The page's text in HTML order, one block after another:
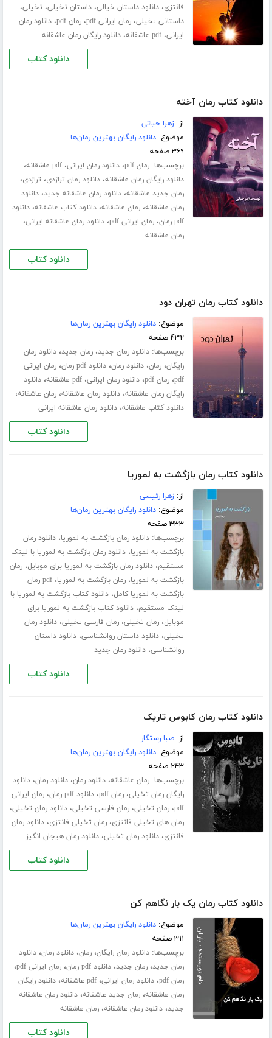
فانتزی،دانلود داستان خیالی،داستان تخیلی، تخیلی،
داستانی تخیلی،رمان ایرانی pdf ،رمان pdf ،دانلود رمان
ایرانی،pdf عاشقانه ،دانلود رایگان رمان عاشقانه
دانلود کتاب
دانلود کتاب رمان آخته
از:زهرا حیاتی
موضوع:دانلود رایگان بهترین رمان‌ها
۳۶۹ صفحه
برچسب‌ها:رمان pdf ،دانلود رمان ایرانی،pdf عاشقانه ،
دانلود رایگان رمان عاشقانه،دانلود رمان تراژدی، تراژدی،
رمان جدید عاشقانه،دانلود رمان عاشقانه جدید،دانلود
رمان عاشقانه،رمان عاشقانه،دانلود کتاب عاشقانه،دانلود
pdf رمان
،رمان ایرانی pdf ،دانلود رمان عاشقانه ایرانی،
رمان عاشقانه
دانلود کتاب
دانلود کتاب رمان تهران دود
موضوع:دانلود رایگان بهترین رمان‌ها
۴۳۲ صفحه
برچسب‌ها:دانلود رمان جدید،رمان جدید،دانلود رمان
رایگان،رمان،دانلود رمان،دانلود pdf رمان ،رمان ایرانی
pdf،رمان pdf ،دانلود رمان ایرانی،pdf عاشقانه ،دانلود
رایگان رمان عاشقانه،دانلود رمان عاشقانه،رمان عاشقانه،
دانلود کتاب عاشقانه،دانلود رمان عاشقانه ایرانی
دانلود کتاب
دانلود کتاب رمان بازگشت به لموریا
از:زهرا رئیسی
موضوع:دانلود رایگان بهترین رمان‌ها
۳۳۳ صفحه
برچسب‌ها:دانلود رمان بازگشت به لموریا،دانلود رمان
بازگشت به لموریا،دانلود رمان بازگشت به لموریا با لینک
مستقیم،دانلود رمان بازگشت به لموریا برای موبایل،رمان
بازگشت به لموریا،رمان بازگشت به لموریا،
pdf رمان
بازگشت به لموریا کامل،دانلود کتاب بازگشت به لموریا با
لینک مستقیم،دانلود کتاب بازگشت به لموریا برای
موبایل،رمان تخیلی،رمان فارسی تخیلی،دانلود رمان
تخیلی،دانلود داستان روانشناسی،دانلود داستان
روانشناسی،دانلود رمان جدید
دانلود کتاب
دانلود کتاب رمان کابوس تاریک
از:صبا رستگار
موضوع:دانلود رایگان بهترین رمان‌ها
۲۴۳ صفحه
برچسب‌ها:رمان عاشقانه،دانلود رمان،دانلود رمان،دانلود
رایگان رمان تخیلی،رمان pdf ،دانلود pdf رمان ،رمان ایرانی
pdf،رمان تخیلی،رمان فارسی تخیلی،دانلود رمان تخیلی،
رمان های تخیلی فانتزی،رمان تخیلی فانتزی،دانلود رمان
فانتزی،دانلود رمان تخیلی،دانلود رمان هیجان انگیز
دانلود کتاب
دانلود کتاب رمان یک بار نگاهم کن
موضوع:دانلود رایگان بهترین رمان‌ها
۳۱۱ صفحه
برچسب‌ها:دانلود رمان رایگان،رمان،دانلود رمان،دانلود
رمان جدید،رمان جدید،دانلود pdf رمان ،رمان ایرانی pdf ،
رمان pdf ،دانلود رمان ایرانی،pdf عاشقانه ،دانلود رایگان
رمان عاشقانه،رمان جدید عاشقانه،دانلود رمان عاشقانه
جدید،دانلود رمان عاشقانه،رمان عاشقانه
دانلود کتاب